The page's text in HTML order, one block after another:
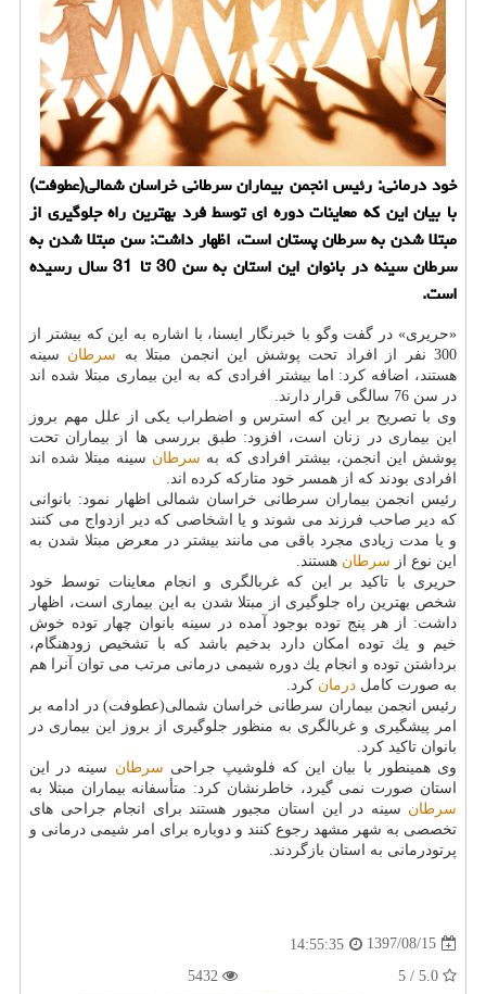
خود درمانی: رئیس انجمن بیماران سرطانی خراسان شمالی(عطوفت)
با بیان این كه معاینات دوره ای توسط فرد بهترین راه جلوگیری از
مبتلا شدن به سرطان پستان است، اظهار داشت: سن مبتلا شدن به
سرطان سینه در بانوان این استان به سن 30 تا 31 سال رسیده
است.
«حریری» در گفت وگو با خبرنگار ایسنا، با اشاره به این كه بیشتر از
300 نفر از افراد تحت پوشش این انجمن مبتلا به
سرطان سینه
هستند، اضافه كرد: اما بیشتر افرادی كه به این بیماری مبتلا شده اند
در سن 76 سالگی قرار دارند.
وی با تصریح بر این كه استرس و اضطراب یكی از علل مهم بروز
این بیماری در زنان است، افزود: طبق بررسی ها از بیماران تحت
پوشش این انجمن، بیشتر افرادی كه به سرطان سینه مبتلا شده اند
افرادی بودند كه از همسر خود متاركه كرده اند.
رئیس انجمن بیماران سرطانی خراسان شمالی اظهار نمود: بانوانی
كه دیر صاحب فرزند می شوند و یا اشخاصی كه دیر ازدواج می كنند
و یا مدت زیادی مجرد باقی می مانند بیشتر در معرض مبتلا شدن به
این نوع از سرطان هستند.
حریری با تاكید بر این كه غربالگری و انجام معاینات توسط خود
شخص بهترین راه جلوگیری از مبتلا شدن به این بیماری است، اظهار
داشت: از هر پنج توده بوجود آمده در سینه بانوان چهار توده خوش
خیم و یك توده امكان دارد بدخیم باشد كه با تشخیص زودهنگام،
برداشتن توده و انجام یك دوره شیمی درمانی مرتب می توان آنرا هم
به صورت كامل درمان كرد.
رئیس انجمن بیماران سرطانی خراسان شمالی(عطوفت) در ادامه بر
امر پیشگیری و غربالگری به منظور جلوگیری از بروز این بیماری در
بانوان تاكید كرد.
وی همینطور با بیان این كه فلوشیپ جراحی سرطان سینه در این
استان صورت نمی گیرد، خاطرنشان كرد: متأسفانه بیماران مبتلا به
سرطان سینه در این استان مجبور هستند برای انجام جراحی های
تخصصی به شهر مشهد رجوع كنند و دوباره برای امر شیمی درمانی و
پرتودرمانی به استان بازگردند.
1397/08/15
14:55:35